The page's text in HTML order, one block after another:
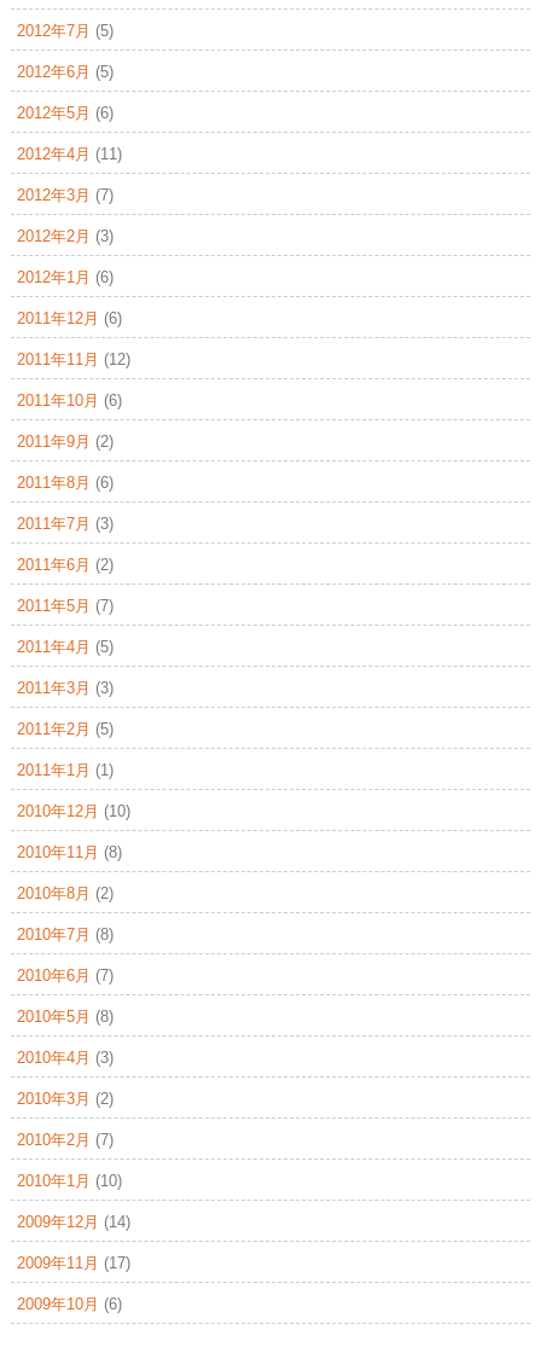
2012年7月 (5)
2012年6月 (5)
2012年5月 (6)
2012年4月 (11)
2012年3月 (7)
2012年2月 (3)
2012年1月 (6)
2011年12月 (6)
2011年11月 (12)
2011年10月 (6)
2011年9月 (2)
2011年8月 (6)
2011年7月 (3)
2011年6月 (2)
2011年5月 (7)
2011年4月 (5)
2011年3月 (3)
2011年2月 (5)
2011年1月 (1)
2010年12月 (10)
2010年11月 (8)
2010年8月 (2)
2010年7月 (8)
2010年6月 (7)
2010年5月 (8)
2010年4月 (3)
2010年3月 (2)
2010年2月 (7)
2010年1月 (10)
2009年12月 (14)
2009年11月 (17)
2009年10月 (6)